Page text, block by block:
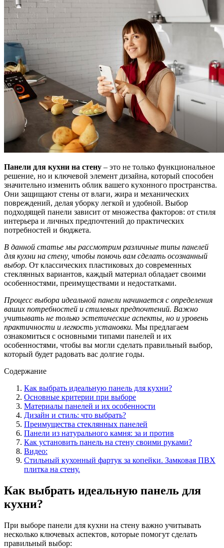
Панели для кухни на стену – это не только функциональное
решение, но и ключевой элемент дизайна, который способен
значительно изменить облик вашего кухонного пространства.
Они защищают стены от влаги, жира и механических
повреждений, делая уборку легкой и удобной. Выбор
подходящей панели зависит от множества факторов: от стиля
интерьера и личных предпочтений до практических
потребностей и бюджета.
В данной статье мы рассмотрим различные типы панелей
для кухни на стену, чтобы помочь вам сделать осознанный
выбор. От классических пластиковых до современных
стеклянных вариантов, каждый материал обладает своими
особенностями, преимуществами и недостатками.
Процесс выбора идеальной панели начинается с определения
ваших потребностей и стилевых предпочтений. Важно
учитывать не только эстетические аспекты, но и уровень
практичности и легкость установки. Мы предлагаем
ознакомиться с основными типами панелей и их
особенностями, чтобы вы могли сделать правильный выбор,
который будет радовать вас долгие годы.
Содержание
Как выбрать идеальную панель для кухни?
Основные критерии при выборе
Материалы панелей и их особенности
Дизайн и стиль: что выбрать?
Преимущества стеклянных панелей
Панели из натурального камня: за и против
Как установить панель на стену своими руками?
Видео:
Стильный кухонный фартук за копейки. Замковая ПВХ
плитка на стену.
Как выбрать идеальную панель для
кухни?
При выборе панели для кухни на стену важно учитывать
несколько ключевых аспектов, которые помогут сделать
правильный выбор: